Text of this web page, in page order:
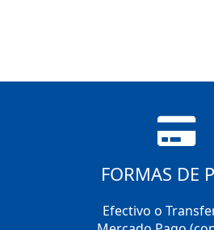
FORMAS DE
Efectivo o